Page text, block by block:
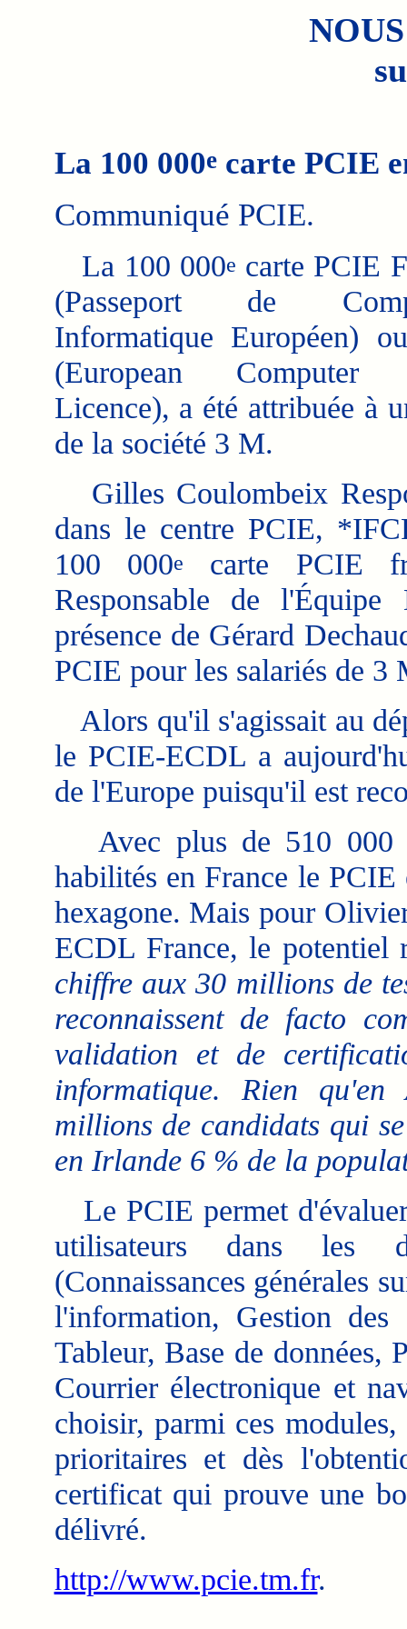
La 100 000ecarte PCIE
Communiqué PCIE.
La 100 000e carte PCIE
(Passeport de
Informatique Européen)
(European Computer
Licence), a été attribuée à
de la société 3 M.
Gilles Coulombeix
dans le centre PCIE,
100 000e
carte PCIE
Responsable de
présence de Gérard
PCIE pour les salariés de 3
Alors qu'il s'agissait au
le PCIE-ECDL a
de l'Europe puisqu'il est
Avec plus de 510 000
habilités en France le PCIE
hexagone. Mais pour
ECDL France, le potentiel
chiffre aux 30 millions de
reconnaissent de facto
validation et de
informatique. Rien
millions de candidats qui
en Irlande 6 % de la
Le PCIE permet
utilisateurs dans les
(Connaissances générales
l'information, Gestion des
Tableur, Base de données,
Courrier électronique et
choisir, parmi ces
prioritaires et dès
certificat qui prouve une
délivré.
http://www.pcie.tm.fr.